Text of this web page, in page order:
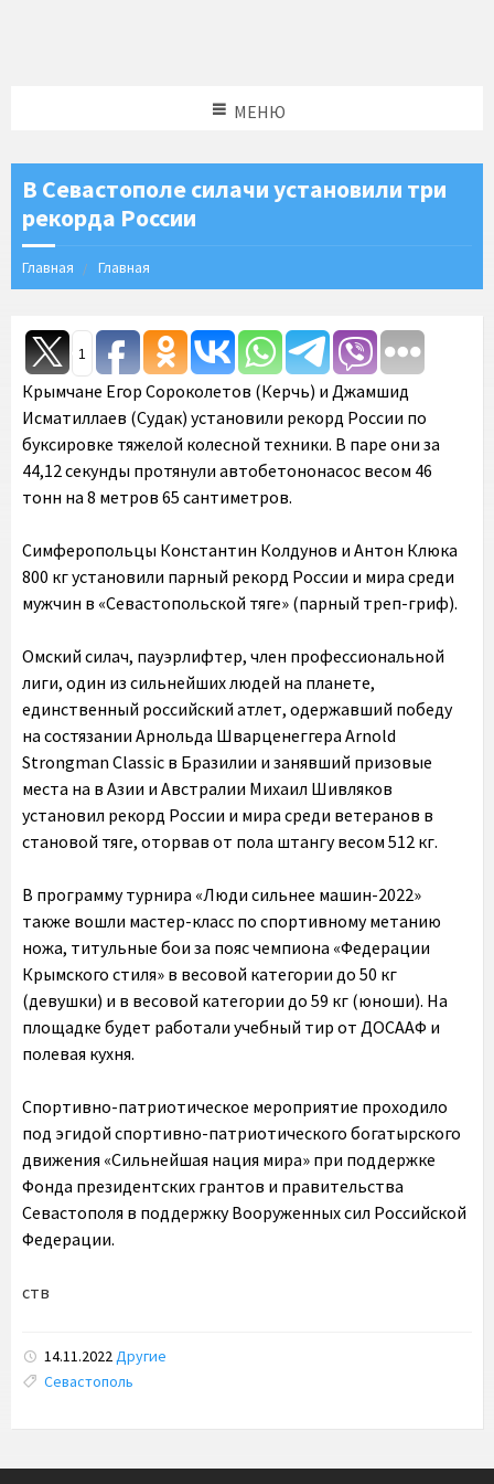
МЕНЮ
В Севастополе силачи установили три
рекорда России
Главная Главная
1
Крымчане Егор Сороколетов (Керчь) и Джамшид
Исматиллаев (Судак) установили рекорд России по
буксировке тяжелой колесной техники. В паре они за
44,12 секунды протянули автобетононасос весом 46
тонн на 8 метров 65 сантиметров.
Симферопольцы Константин Колдунов и Антон Клюка
800 кг установили парный рекорд России и мира среди
мужчин в «Севастопольской тяге» (парный треп-гриф).
Омский силач, пауэрлифтер, член профессиональной
лиги, один из сильнейших людей на планете,
единственный российский атлет, одержавший победу
на состязании Арнольда Шварценеггера Arnold
Strongman Classic в Бразилии и занявший призовые
места на в Азии и Австралии Михаил Шивляков
установил рекорд России и мира среди ветеранов в
становой тяге, оторвав от пола штангу весом 512 кг.
В программу турнира «Люди сильнее машин-2022»
также вошли мастер-класс по спортивному метанию
ножа, титульные бои за пояс чемпиона «Федерации
Крымского стиля» в весовой категории до 50 кг
(девушки) и в весовой категории до 59 кг (юноши). На
площадке будет работали учебный тир от ДОСААФ и
полевая кухня.
Спортивно-патриотическое мероприятие проходило
под эгидой спортивно-патриотического богатырского
движения «Сильнейшая нация мира» при поддержке
Фонда президентских грантов и правительства
Севастополя в поддержку Вооруженных сил Российской
Федерации.
ств
14.11.2022Другие
Tags:
Севастополь